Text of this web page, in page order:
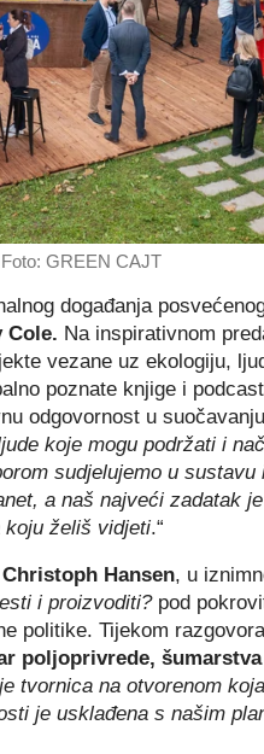
Foto: GREEN CAJT
događanja
Cole. Na inspirativnom
vezane uz ekologiju,
poznate knjige i
odgovornost u
koje mogu podržati i
sudjelujemo u sustavu
a naš najveći zadatak
koju želiš vidjeti.“
Christoph Hansen, u
i proizvoditi?pod
politike. Tijekom
poljoprivrede,
tvornica na otvorenom
je usklađena s našim